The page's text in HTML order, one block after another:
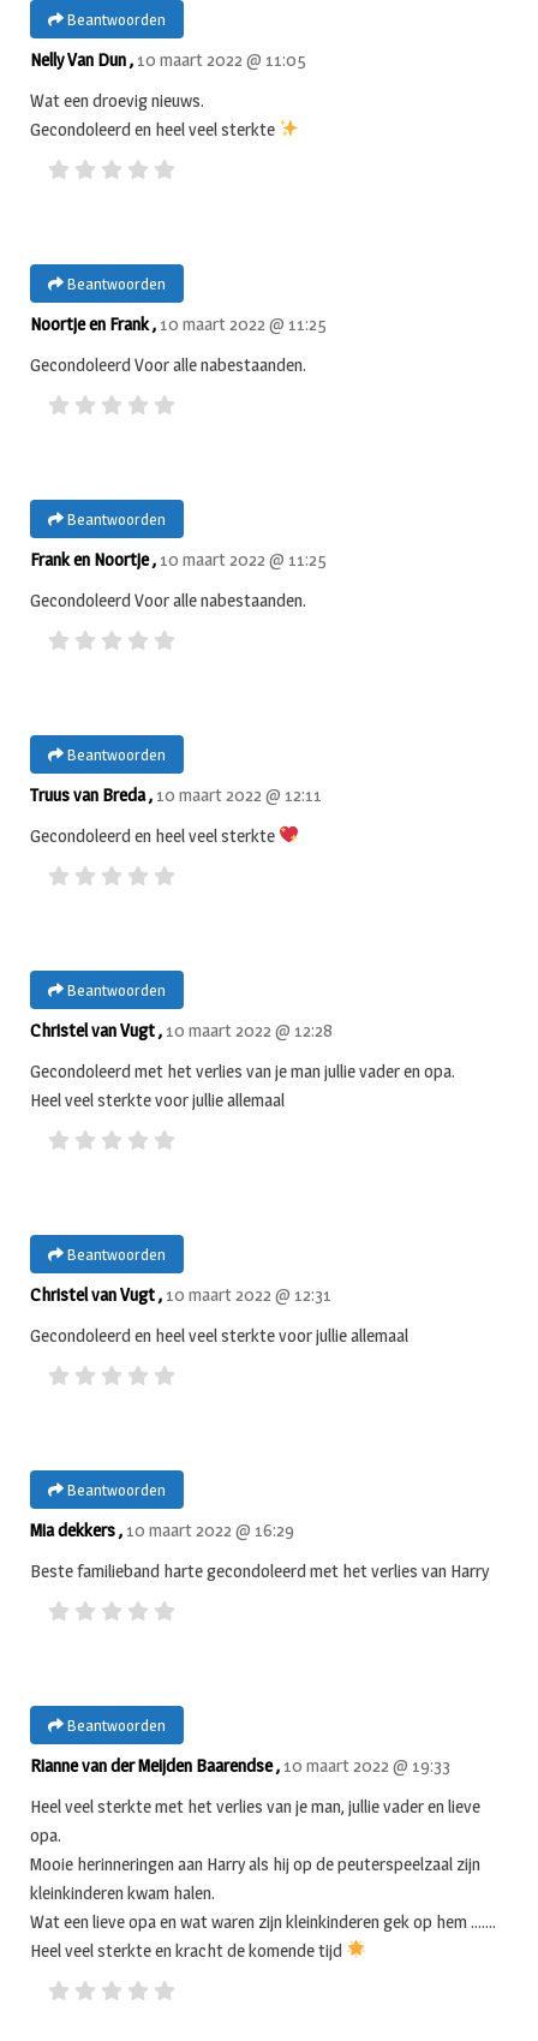
Beantwoorden
Nelly Van Dun , 10 maart 2022 @ 11:05
Wat een droevig nieuws.
Gecondoleerd en heel veel sterkte
Beantwoorden
Noortje en Frank , 10 maart 2022 @ 11:25
Gecondoleerd Voor alle nabestaanden.
Beantwoorden
Frank en Noortje , 10 maart 2022 @ 11:25
Gecondoleerd Voor alle nabestaanden.
Beantwoorden
Truus van Breda , 10 maart 2022 @ 12:11
Gecondoleerd en heel veel sterkte
Beantwoorden
Christel van Vugt , 10 maart 2022 @ 12:28
Gecondoleerd met het verlies van je man jullie vader en opa.
Heel veel sterkte voor jullie allemaal
Beantwoorden
Christel van Vugt , 10 maart 2022 @ 12:31
Gecondoleerd en heel veel sterkte voor jullie allemaal
Beantwoorden
Mia dekkers , 10 maart 2022 @ 16:29
Beste familieband harte gecondoleerd met het verlies van Harry
Beantwoorden
Rianne van der Meijden Baarendse , 10 maart 2022 @ 19:33
Heel veel sterkte met het verlies van je man, jullie vader en lieve
opa.
Mooie herinneringen aan Harry als hij op de peuterspeelzaal zijn
kleinkinderen kwam halen.
Wat een lieve opa en wat waren zijn kleinkinderen gek op hem …….
Heel veel sterkte en kracht de komende tijd